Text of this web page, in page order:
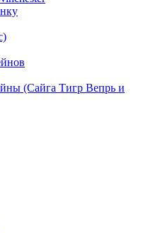
(Сайга Тигр Вепрь и